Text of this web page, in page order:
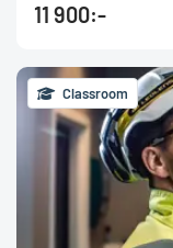
11 900:-
Classroom